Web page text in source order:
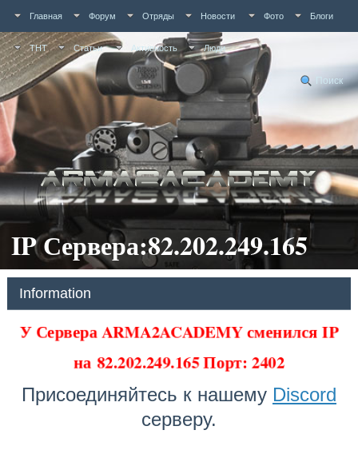
Главная Форум Отряды Новости Фото Блоги
ТНТ Статьи Активность Люди
Поиск
IP Сервера:82.202.249.165
Information
У Сервера ARMA2ACADEMY сменился IP
на 82.202.249.165 Порт: 2402
Присоединяйтесь к нашему Discord
серверу.